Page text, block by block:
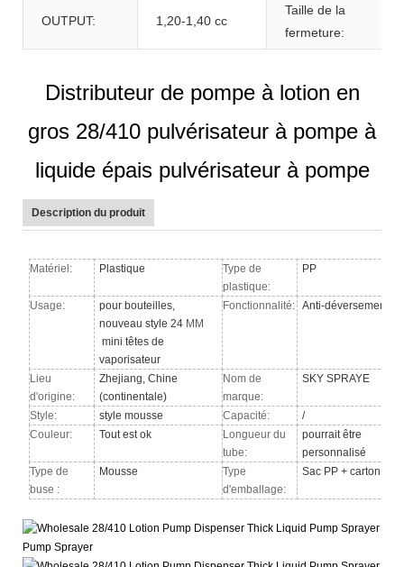
OUTPUT: 1,20-1,40 cc
Taille de la
fermeture:
Distributeur de pompe à lotion en
gros 28/410 pulvérisateur à pompe à
liquide épais pulvérisateur à pompe
Description du produit
Matériel: Plastique
Type de
plastique:
PP
Usage:
pour bouteilles,
nouveau style 24 MM
mini têtes de
vaporisateur
Fonctionnalité: Anti-déversement
Lieu
d'origine:
Zhejiang, Chine
(continentale)
Nom de
marque:
SKY SPRAYE
Style: style mousse Capacité:
/
Couleur:
Tout est ok
Longueur du
tube:
pourrait être
personnalisé
Type de
buse :
Mousse
Type
d'emballage:
Sac PP + carton